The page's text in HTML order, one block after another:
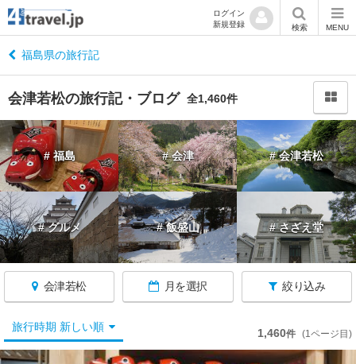
ログイン
新規登録
検索 MENU
福島県の旅行記
会津若松の旅行記・ブログ 全1,460件
# 福島 # 会津 # 会津若松
# グルメ # 飯盛山 # さざえ堂
会津若松 月を選択 絞り込み
福
島
へ
戻
る
島
べ
て
福
旅行時期 新しい順 1,460件 (1ページ目)